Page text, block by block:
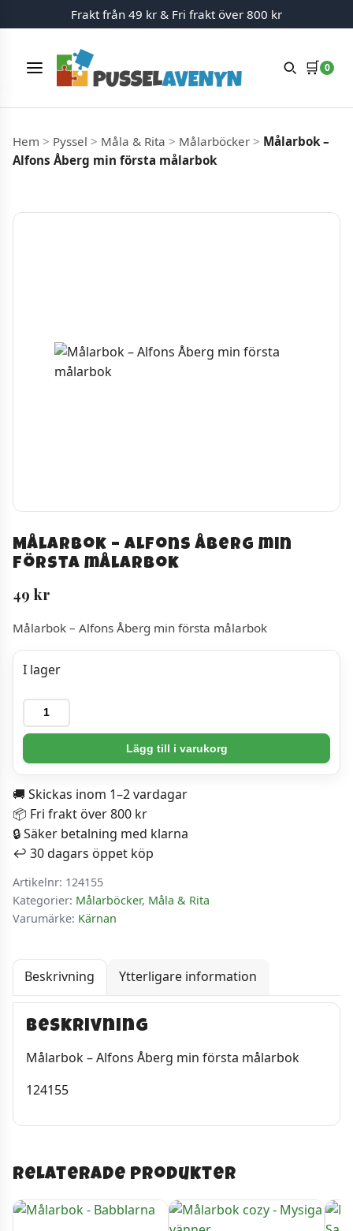
Hoppa till innehåll
Frakt från 49 kr & Fri frakt över 800 kr
Meny 🛒 0
Hem > Pyssel > Måla & Rita > Målarböcker > Målarbok –
Alfons Åberg min första målarbok
Målarbok – Alfons Åberg min
första målarbok
49 kr
Målarbok – Alfons Åberg min första målarbok
I lager
Målarbok
-
Åberg
min
första
målarbok
mängd
Lägg till i varukorg
🚚 Skickas inom 1–2 vardagar
📦 Fri frakt över 800 kr
🔒 Säker betalning med klarna
↩️ 30 dagars öppet köp
Artikelnr: 124155
Kategorier: Målarböcker, Måla & Rita
Varumärke: Kärnan
Beskrivning Ytterligare information
Beskrivning
Målarbok – Alfons Åberg min första målarbok
124155
Relaterade produkter